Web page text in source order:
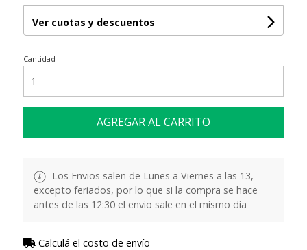
Ver cuotas y descuentos
Cantidad
AGREGAR AL CARRITO
Los Envios salen de Lunes a Viernes a las 13,
excepto feriados, por lo que si la compra se hace
antes de las 12:30 el envio sale en el mismo dia
Calculá el costo de envío